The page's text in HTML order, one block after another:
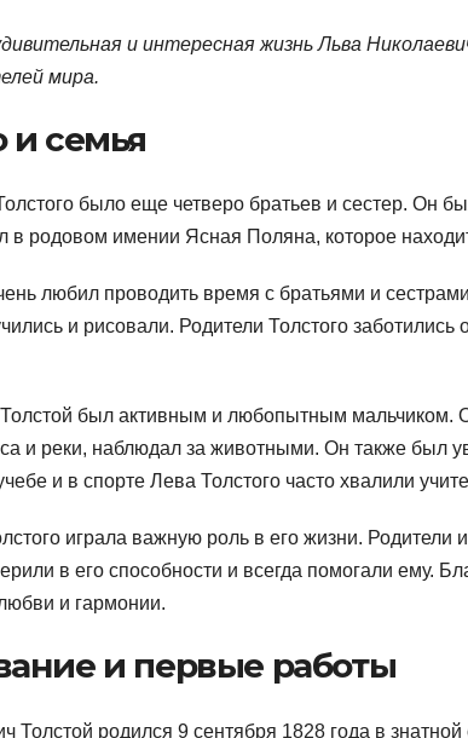
и интересная жизнь Льва
мира.
и семья
было еще четверо братьев и сестер. Он
в родовом имении Ясная Поляна, которое
любил проводить время с братьями и
и рисовали. Родители Толстого
был активным и любопытным мальчиком.
и реки, наблюдал за животными. Он также был
и в спорте Лева Толстого часто хвалили
играла важную роль в его жизни. Родители
в его способности и всегда помогали ему.
и гармонии.
и первые работы
Толстой родился 9 сентября 1828 года в